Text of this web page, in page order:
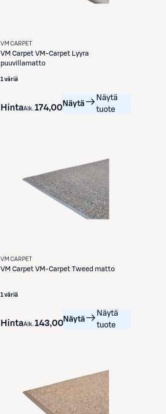
VM CARPET
VM Carpet VM-Carpet Lyyra
puuvillamatto
1 väriä
HintaAlk. 174,00 €Näytä
Näytä
tuote
VM CARPET
VM Carpet VM-Carpet Tweed matto
1 väriä
HintaAlk. 143,00 €Näytä
Näytä
tuote